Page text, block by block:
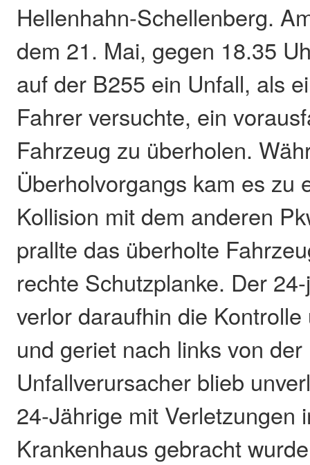
Hellenhahn-Schellenberg.
dem 21. Mai, gegen 18.35
auf der B255 ein Unfall, als
Fahrer versuchte, ein
Fahrzeug zu überholen.
Überholvorgangs kam es zu
Kollision mit dem anderen
prallte das überholte
rechte Schutzplanke. Der
verlor daraufhin die
und geriet nach links von
Unfallverursacher blieb
24-Jährige mit Verletzungen
Krankenhaus gebracht